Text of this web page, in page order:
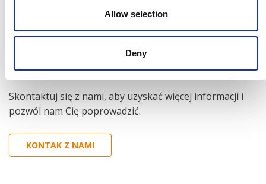
Allow selection
Deny
zbiornik farby może być wyposażony w regulację
temperatury. Regulacja temperatury może odbywać się
za pomocą wymiennika ciepła lub za pomocą zbiornika
dwupłaszczowego z cyrkulacją wody.
Skontaktuj się z nami, aby uzyskać więcej informacji i
pozwól nam Cię poprowadzić.
KONTAK Z NAMI